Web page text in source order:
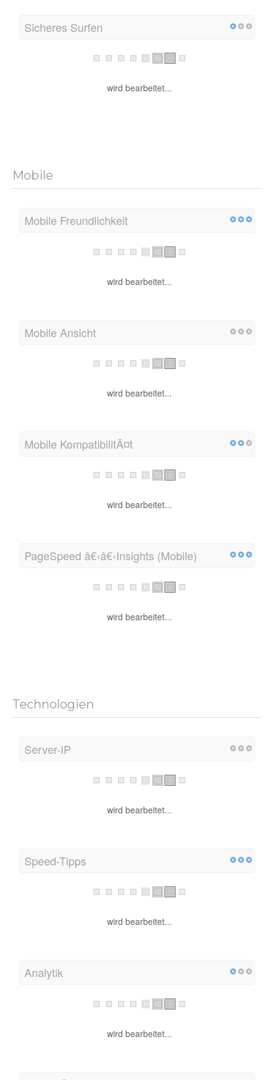
Sicheres Surfen
wird bearbeitet...
Mobile
Mobile Freundlichkeit
wird bearbeitet...
Mobile Ansicht
wird bearbeitet...
Mobile KompatibilitÃ¤t
wird bearbeitet...
PageSpeed â€‹â€‹Insights (Mobile)
wird bearbeitet...
Technologien
Server-IP
wird bearbeitet...
Speed-Tipps
wird bearbeitet...
Analytik
wird bearbeitet...